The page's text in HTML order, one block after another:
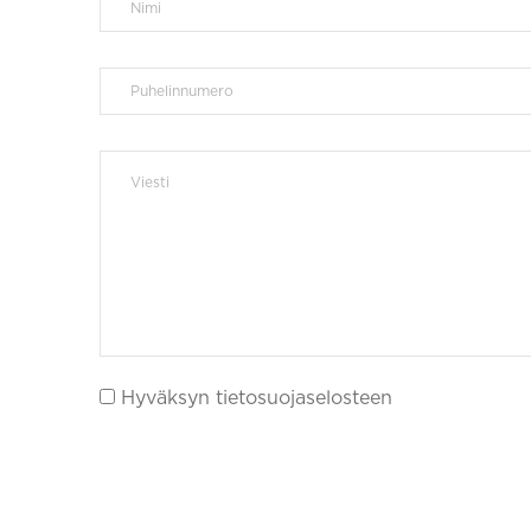
Hyväksyn tietosuojaselosteen